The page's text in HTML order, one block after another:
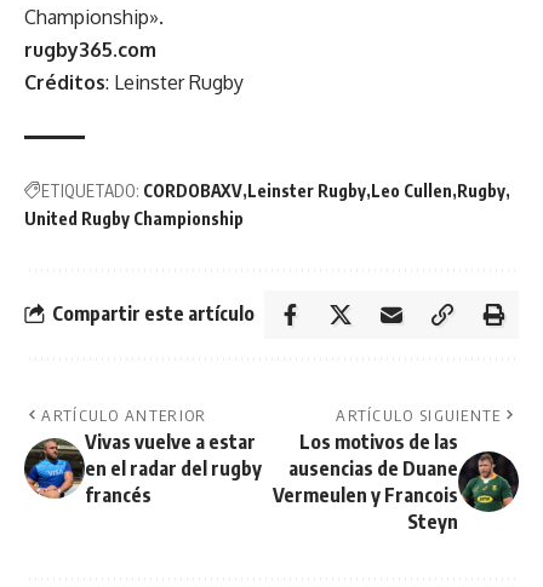
Championship».
rugby365.com
Créditos: Leinster Rugby
ETIQUETADO: CORDOBAXV Leinster Rugby Leo Cullen Rugby
United Rugby Championship
Compartir este artículo
ARTÍCULO ANTERIOR
Vivas vuelve a estar
en el radar del rugby
francés
ARTÍCULO SIGUIENTE
Los motivos de las
ausencias de Duane
Vermeulen y Francois
Steyn